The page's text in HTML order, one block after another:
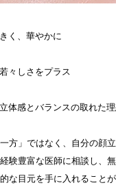
く、華やかに
々しさをプラス
体感とバランスの取れた
方」ではなく、自分の顔
験豊富な医師に相談し、
な目元を手に入れることが